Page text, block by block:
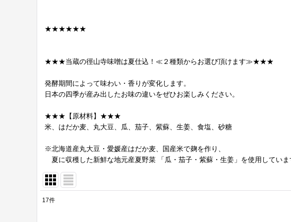
★★★★★★
★★★当蔵の徑山寺味噌は夏仕込！≪２種類からお選び頂けます≫★★★
発酵期間によって味わい・香りが変化します。
日本の四季が産み出したお味の違いをぜひお楽しみください。
★★★【原材料】★★★
米、はだか麦、丸大豆、瓜、茄子、紫蘇、生姜、食塩、砂糖
※北海道産丸大豆・愛媛産はだか麦、国産米で麹を作り、
夏に収穫した新鮮な地元産夏野菜 「瓜・茄子・紫蘇・生姜」を使用していま
17件